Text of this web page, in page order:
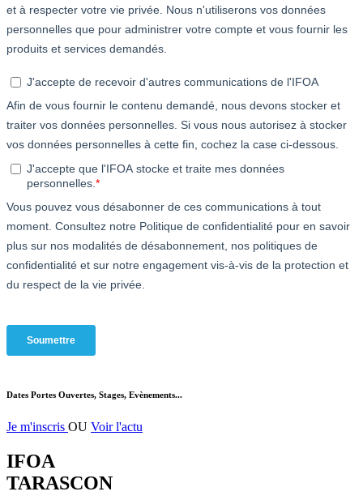
Dates Portes Ouvertes, Stages, Evènements...
Je m'inscris OU Voir l'actu
IFOA
TARASCON